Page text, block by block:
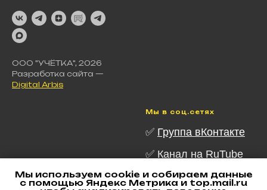
Мы используем cookie и собираем данные
с помощью Яндекс Метрика и top.mail.ru
ООО "УЧЁТКА", 2026
Разработка сайта —
Digital Arbis
Мы в соц.сетях
✅ Группа вКонтакте
✅ Канал на RuTube
✅ Канал в Telegram